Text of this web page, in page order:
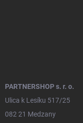
PARTNERSHOP s. r. o.
Ulica k Lesíku 517/25
082 21 Medzany